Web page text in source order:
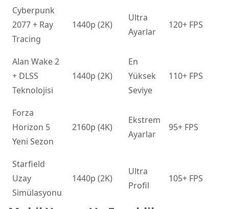
Cyberpunk
2077 + Ray
Tracing
1440p (2K)
Ultra
Ayarlar
120+ FPS
Alan Wake 2
+ DLSS
Teknolojisi
1440p (2K)
En
Yüksek
Seviye
110+ FPS
Forza
Horizon 5
Yeni Sezon
2160p (4K)
Ekstrem
Ayarlar
95+ FPS
Starfield
Uzay
Simülasyonu
1440p (2K)
Ultra
Profil
105+ FPS